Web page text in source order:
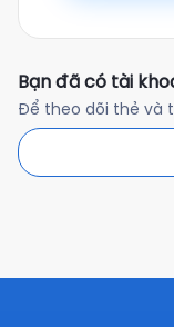
Bạn đã có tài
Để theo dõi thẻ và